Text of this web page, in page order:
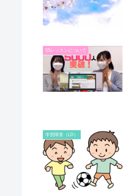
55レッスンについて
学習障害（LD）